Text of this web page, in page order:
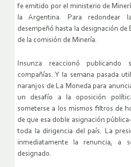
fe emitido por el ministerio de
la Argentina. Para redondear
desempeñó hasta la designación
de la comisión de Minería.
Insunza reaccionó publicando
compañías. Y la semana pasada
naranjos de La Moneda para
un desafío a la oposición
someterse a los mismos filtros de
de que esa doble asignación
toda la dirigencia del país. La
inmediatamente la renuncia, a
designado.